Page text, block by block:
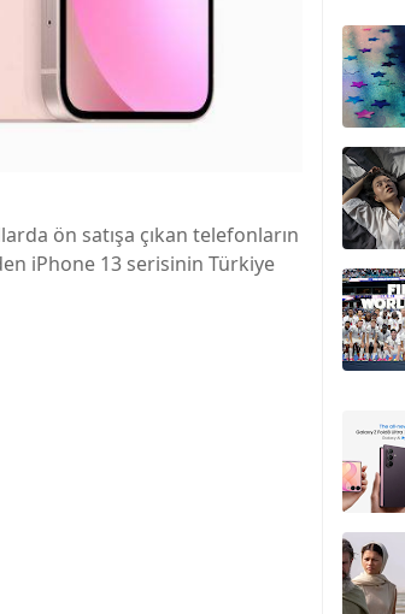
ön satışa çıkan telefonların
iPhone 13 serisinin Türkiye